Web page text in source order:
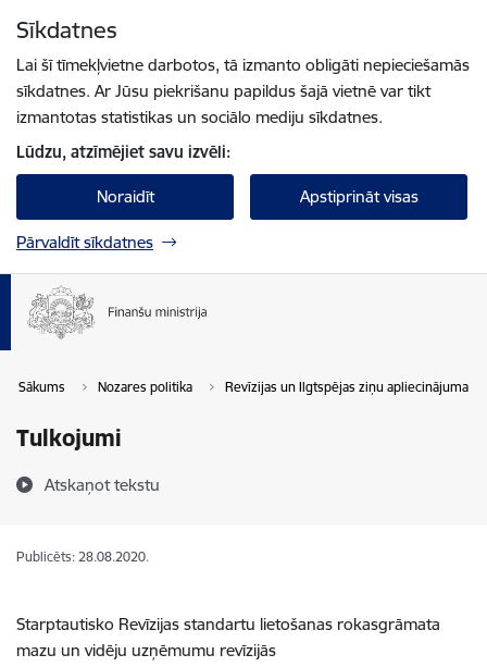
Sīkdatnes
Lai šī tīmekļvietne darbotos, tā izmanto obligāti nepieciešamās
sīkdatnes. Ar Jūsu piekrišanu papildus šajā vietnē var tikt
izmantotas statistikas un sociālo mediju sīkdatnes.
Lūdzu, atzīmējiet savu izvēli:
Noraidīt Apstiprināt visas
Pārvaldīt sīkdatnes
Sākums Nozares politika Revīzijas un Ilgtspējas ziņu apliecinājuma
Tulkojumi
Atskaņot tekstu
Publicēts: 28.08.2020.
Starptautisko Revīzijas standartu lietošanas rokasgrāmata
mazu un vidēju uzņēmumu revīzijās